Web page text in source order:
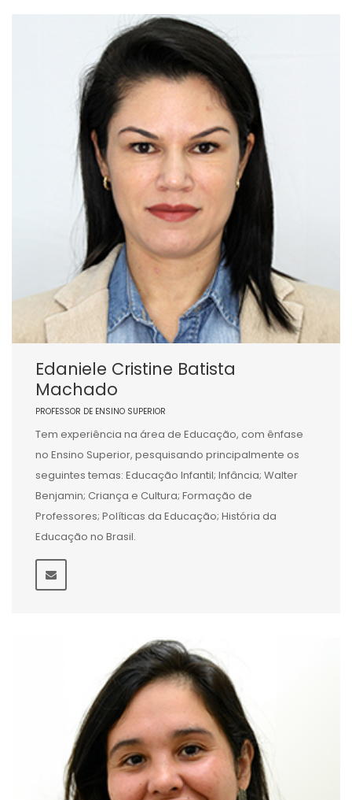
Edaniele Cristine Batista
Machado
PROFESSOR DE ENSINO SUPERIOR
Tem experiência na área de Educação, com ênfase
no Ensino Superior, pesquisando principalmente os
seguintes temas: Educação Infantil; Infância; Walter
Benjamin; Criança e Cultura; Formação de
Professores; Políticas da Educação; História da
Educação no Brasil.